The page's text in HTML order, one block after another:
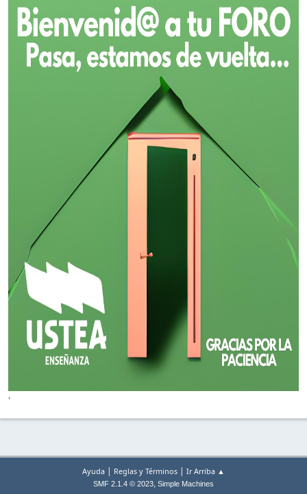
'
Ayuda | Reglas y Términos | Ir Arriba ▲
SMF 2.1.4 © 2023, Simple Machines